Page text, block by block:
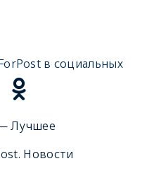
в социальных
Лучшее
Новости